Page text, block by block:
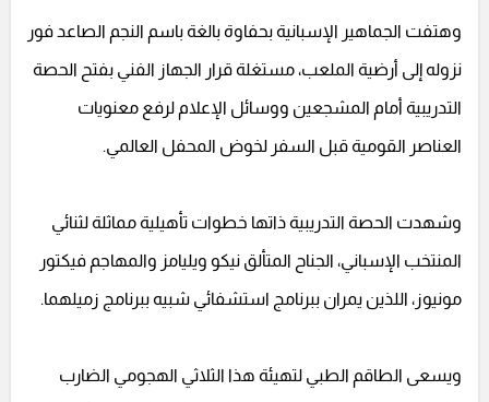
وهتفت الجماهير الإسبانية بحفاوة بالغة باسم النجم الصاعد فور
نزوله إلى أرضية الملعب، مستغلة قرار الجهاز الفني بفتح الحصة
التدريبية أمام المشجعين ووسائل الإعلام لرفع معنويات
العناصر القومية قبل السفر لخوض المحفل العالمي.
وشهدت الحصة التدريبية ذاتها خطوات تأهيلية مماثلة لثنائي
المنتخب الإسباني، الجناح المتألق نيكو ويليامز والمهاجم فيكتور
مونيوز، اللذين يمران ببرنامج استشفائي شبيه ببرنامج زميلهما.
ويسعى الطاقم الطبي لتهيئة هذا الثلاثي الهجومي الضارب